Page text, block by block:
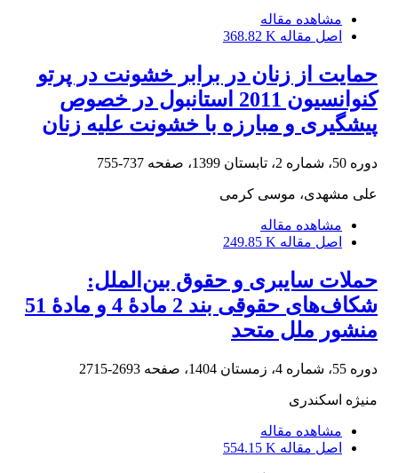
مشاهده مقاله
اصل مقاله 368.82 K
حمایت از زنان در برابر خشونت در پرتو
کنوانسیون 2011 استانبول در خصوص
پیشگیری و مبارزه با خشونت علیه زنان
دوره 50، شماره 2، تابستان 1399، صفحه 737-755
علی مشهدی، موسی کرمی
مشاهده مقاله
اصل مقاله 249.85 K
حملات سایبری و حقوق بین‌الملل:
شکاف‌های حقوقی بند 2 مادۀ 4 و مادۀ 51
منشور ملل متحد
دوره 55، شماره 4، زمستان 1404، صفحه 2693-2715
منیژه اسکندری
مشاهده مقاله
اصل مقاله 554.15 K